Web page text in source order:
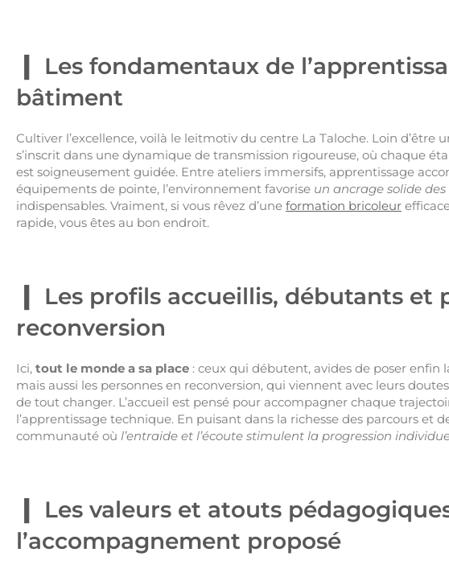
Les fondamentaux de
bâtiment
Cultiver l’excellence, voilà le leitmotiv du centre La Taloche. Loin d’être
s’inscrit dans une dynamique de transmission rigoureuse, où chaque
est soigneusement guidée. Entre ateliers immersifs, apprentissage
équipements de pointe, l’environnement favorise un ancrage solide
indispensables. Vraiment, si vous rêvez d’une formation bricoleur
rapide, vous êtes au bon endroit.
Les profils accueillis, débutants et
reconversion
Ici, tout le monde a sa place : ceux qui débutent, avides de poser enfin
mais aussi les personnes en reconversion, qui viennent avec leurs
de tout changer. L’accueil est pensé pour accompagner chaque
l’apprentissage technique. En puisant dans la richesse des parcours et
communauté où l’entraide et l’écoute stimulent la progression
Les valeurs et atouts
l’accompagnement proposé